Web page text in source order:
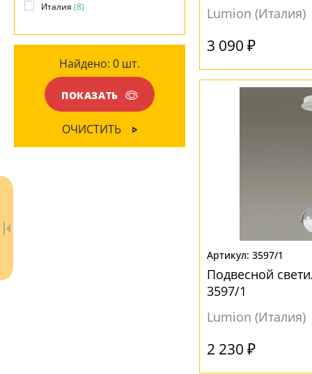
Lumion (Италия)
3 090 ₽
3597/1
Подвесной
3597/1
Lumion (Италия)
2 230 ₽
Прозрачный(1)
ФОРМА ПЛАФОНА
Италия (8)
Найдено: 0 шт.
ПОКАЗАТЬ
ОЧИСТИТЬ